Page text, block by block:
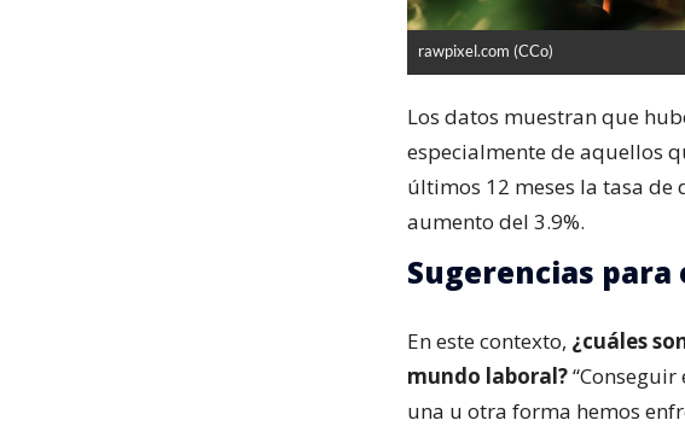
rawpixel.com (CCo)
Los datos muestran que
especialmente de aquellos
últimos 12 meses la tasa de
aumento del 3.9%.
Sugerencias
En este contexto, ¿cuáles
mundo laboral?
una u otra forma hemos